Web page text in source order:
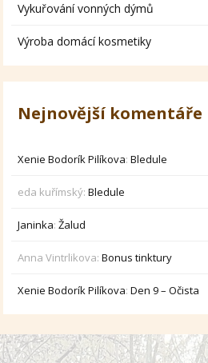
Vykuřování vonných dýmů
Výroba domácí kosmetiky
Nejnovější komentáře
Xenie Bodorík Pilíkova:Bledule
eda kuřímský:Bledule
Janinka:Žalud
Anna Vintrlikova:Bonus tinktury
Xenie Bodorík Pilíkova:Den 9 – Očista